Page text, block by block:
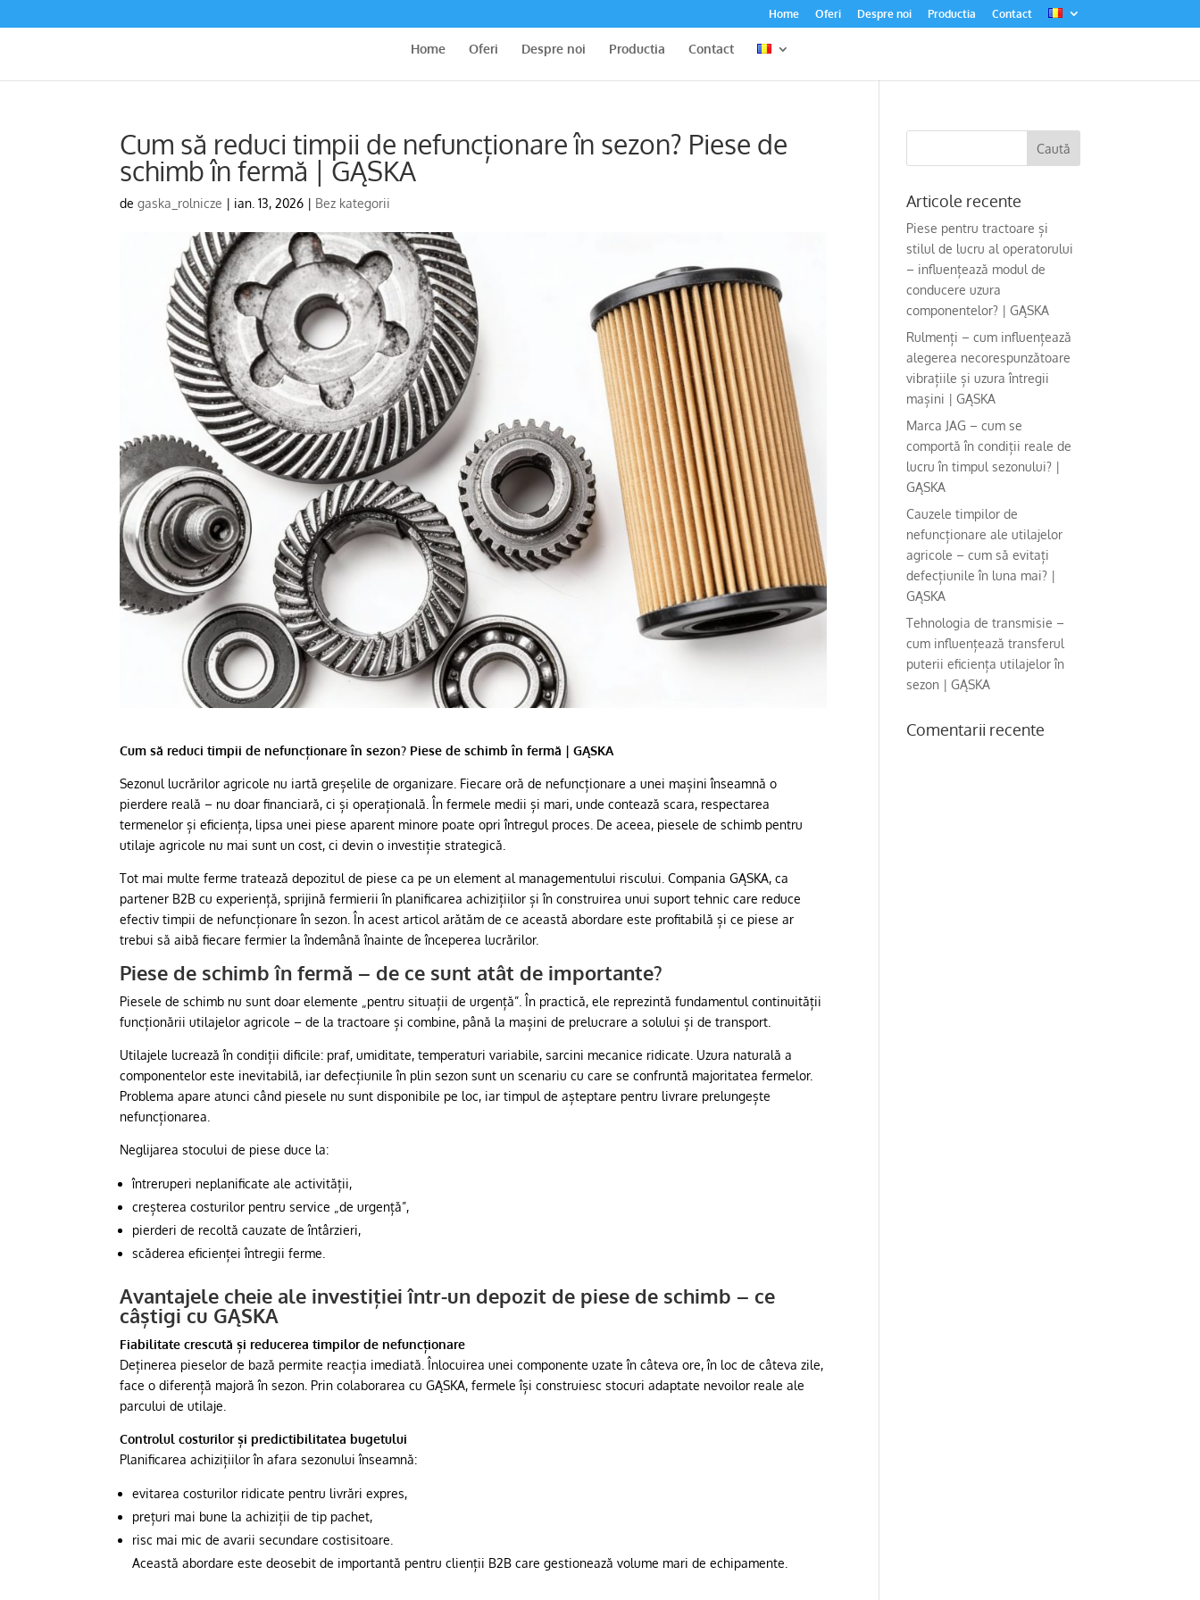
Home Oferi Despre noi Productia Contact
Home Oferi Despre noi Productia Contact
Cum să reduci timpii de nefuncționare în sezon? Piese de
schimb în fermă | GĄSKA
degaska_rolnicze | ian. 13, 2026 | Bez kategorii
Cum să reduci timpii de nefuncționare în sezon? Piese de schimb în fermă | GĄSKA
Sezonul lucrărilor agricole nu iartă greșelile de organizare. Fiecare oră de nefuncționare a unei mașini înseamnă o
pierdere reală – nu doar financiară, ci și operațională. În fermele medii și mari, unde contează scara, respectarea
termenelor și eficiența, lipsa unei piese aparent minore poate opri întregul proces. De aceea, piesele de schimb pentru
utilaje agricole nu mai sunt un cost, ci devin o investiție strategică.
Tot mai multe ferme tratează depozitul de piese ca pe un element al managementului riscului. Compania GĄSKA, ca
partener B2B cu experiență, sprijină fermierii în planificarea achizițiilor și în construirea unui suport tehnic care reduce
efectiv timpii de nefuncționare în sezon. În acest articol arătăm de ce această abordare este profitabilă și ce piese ar
trebui să aibă fiecare fermier la îndemână înainte de începerea lucrărilor.
Piese de schimb în fermă – de ce sunt atât de importante?
Piesele de schimb nu sunt doar elemente „pentru situații de urgență”. În practică, ele reprezintă fundamentul continuității
funcționării utilajelor agricole – de la tractoare și combine, până la mașini de prelucrare a solului și de transport.
Utilajele lucrează în condiții dificile: praf, umiditate, temperaturi variabile, sarcini mecanice ridicate. Uzura naturală a
componentelor este inevitabilă, iar defecțiunile în plin sezon sunt un scenariu cu care se confruntă majoritatea fermelor.
Problema apare atunci când piesele nu sunt disponibile pe loc, iar timpul de așteptare pentru livrare prelungește
nefuncționarea.
Neglijarea stocului de piese duce la:
întreruperi neplanificate ale activității,
creșterea costurilor pentru service „de urgență”,
pierderi de recoltă cauzate de întârzieri,
scăderea eficienței întregii ferme.
Avantajele cheie ale investiției într-un depozit de piese de schimb – ce
câștigi cu GĄSKA
Fiabilitate crescută și reducerea timpilor de nefuncționare
Deținerea pieselor de bază permite reacția imediată. Înlocuirea unei componente uzate în câteva ore, în loc de câteva zile,
face o diferență majoră în sezon. Prin colaborarea cu GĄSKA, fermele își construiesc stocuri adaptate nevoilor reale ale
parcului de utilaje.
Controlul costurilor și predictibilitatea bugetului
Planificarea achizițiilor în afara sezonului înseamnă:
evitarea costurilor ridicate pentru livrări expres,
prețuri mai bune la achiziții de tip pachet,
risc mai mic de avarii secundare costisitoare.
Această abordare este deosebit de importantă pentru clienții B2B care gestionează volume mari de echipamente.
Articole recente
Piese pentru tractoare și
stilul de lucru al operatorului
– influențează modul de
conducere uzura
componentelor? | GĄSKA
Rulmenți – cum influențează
alegerea necorespunzătoare
vibrațiile și uzura întregii
mașini | GĄSKA
Marca JAG – cum se
comportă în condiții reale de
lucru în timpul sezonului? |
GĄSKA
Cauzele timpilor de
nefuncționare ale utilajelor
agricole – cum să evitați
defecțiunile în luna mai? |
GĄSKA
Tehnologia de transmisie –
cum influențează transferul
puterii eficiența utilajelor în
sezon | GĄSKA
Comentarii recente